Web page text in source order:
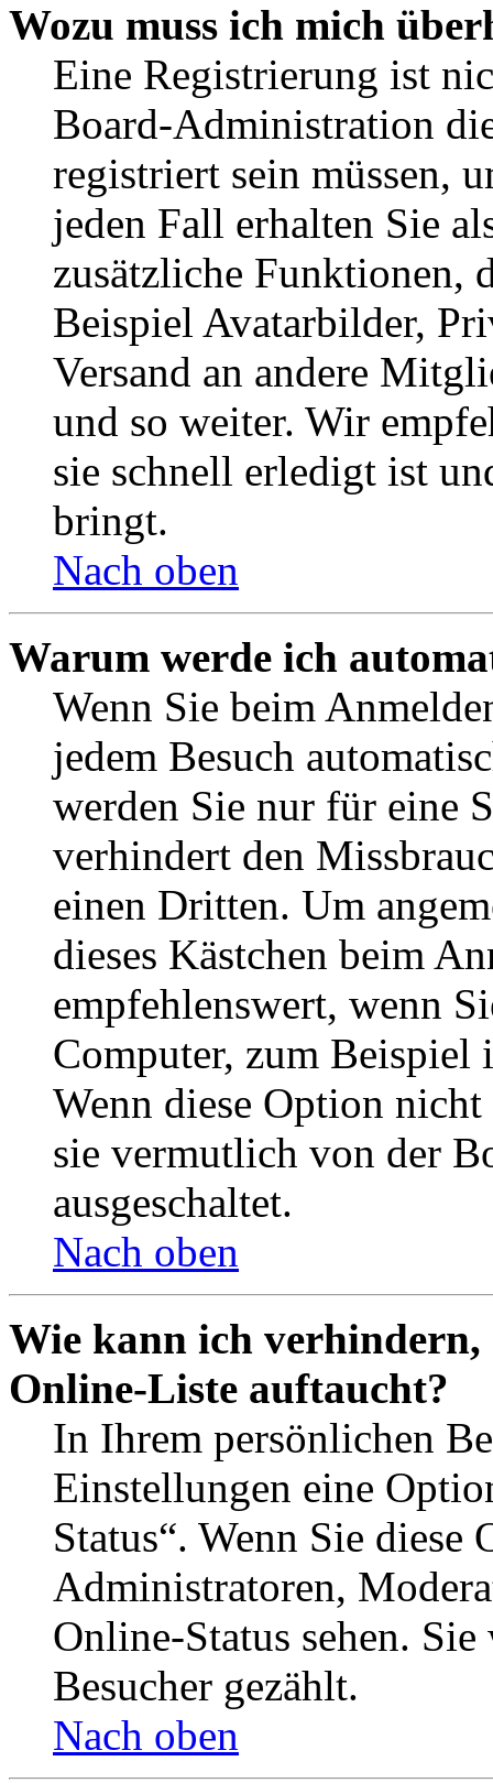
Wozu muss ich mich
Eine Registrierung ist
Board-Administration
registriert sein müssen,
jeden Fall erhalten Sie
zusätzliche Funktionen,
Beispiel Avatarbilder,
Versand an andere
und so weiter. Wir
sie schnell erledigt ist
bringt.
Nach oben
Warum werde ich
Wenn Sie beim
jedem Besuch
werden Sie nur für eine
verhindert den
einen Dritten. Um
dieses Kästchen beim
empfehlenswert, wenn
Computer, zum Beispiel
Wenn diese Option
sie vermutlich von der
ausgeschaltet.
Nach oben
Wie kann ich verhindern,
Online-Liste auftaucht?
In Ihrem persönlichen
Einstellungen eine
Status“. Wenn Sie
Administratoren,
Online-Status sehen.
Besucher gezählt.
Nach oben